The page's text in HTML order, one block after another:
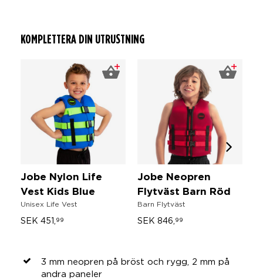
KOMPLETTERA DIN UTRUSTNING
Jobe Nylon Life
Vest Kids Blue
Unisex Life Vest
SEK 451, 99
Jobe Neopren
Flytväst Barn Röd
Barn Flytväst
SEK 846, 99
3 mm neopren på bröst och rygg, 2 mm på
andra paneler